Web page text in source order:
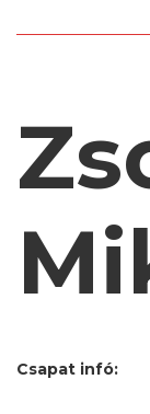
Csapat infó: